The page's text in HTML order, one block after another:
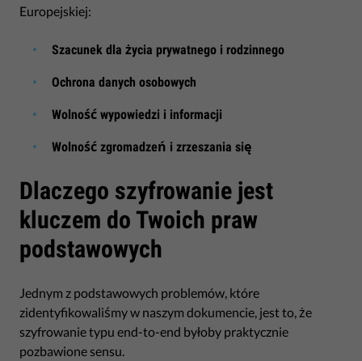
Europejskiej:
Szacunek dla życia prywatnego i rodzinnego
Ochrona danych osobowych
Wolność wypowiedzi i informacji
Wolność zgromadzeń i zrzeszania się
Dlaczego szyfrowanie jest
kluczem do Twoich praw
podstawowych
Jednym z podstawowych problemów, które
zidentyfikowaliśmy w naszym dokumencie, jest to, że
szyfrowanie typu end-to-end byłoby praktycznie
pozbawione sensu.